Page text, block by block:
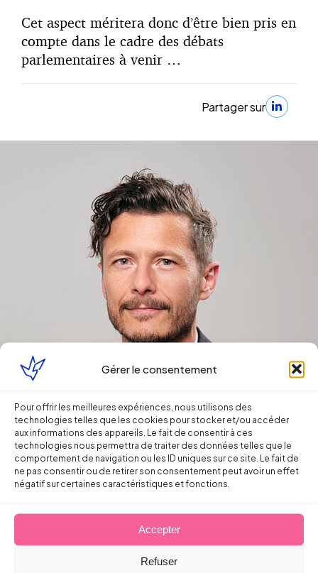
Gérer le consentement
Pour offrir les meilleures expériences, nous utilisons des
technologies telles que les cookies pour stocker et/ou accéder
aux informations des appareils. Le fait de consentir à ces
technologies nous permettra de traiter des données telles que le
comportement de navigation ou les ID uniques sur ce site. Le fait de
ne pas consentir ou de retirer son consentement peut avoir un effet
négatif sur certaines caractéristiques et fonctions.
Accepter
Refuser
Cet aspect méritera donc d’être bien pris en
compte dans le cadre des débats
parlementaires à venir …
Partager sur
Sébastien